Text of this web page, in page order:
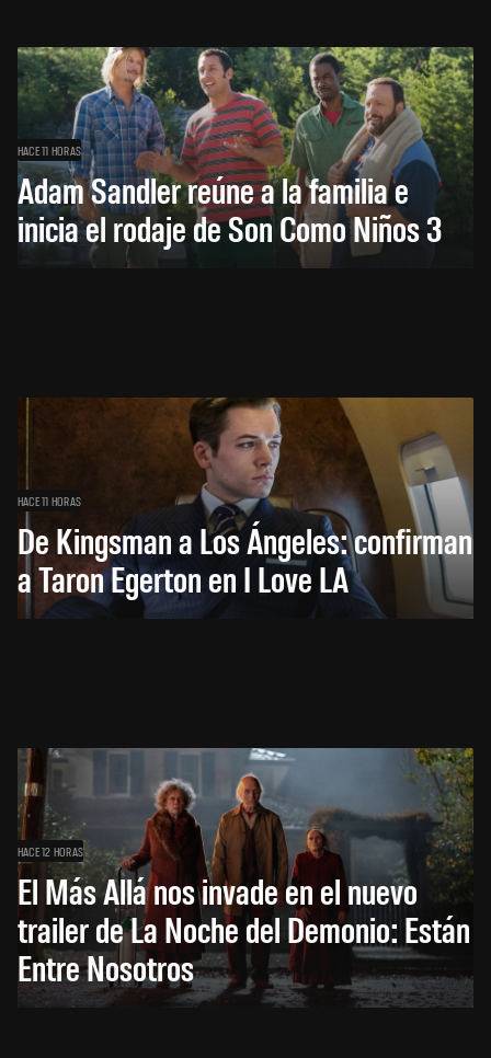
HACE 11 HORAS
Adam Sandler reúne a la familia e
inicia el rodaje de Son Como Niños 3
HACE 11 HORAS
De Kingsman a Los Ángeles: confirman
a Taron Egerton en I Love LA
HACE 12 HORAS
El Más Allá nos invade en el nuevo
trailer de La Noche del Demonio: Están
Entre Nosotros